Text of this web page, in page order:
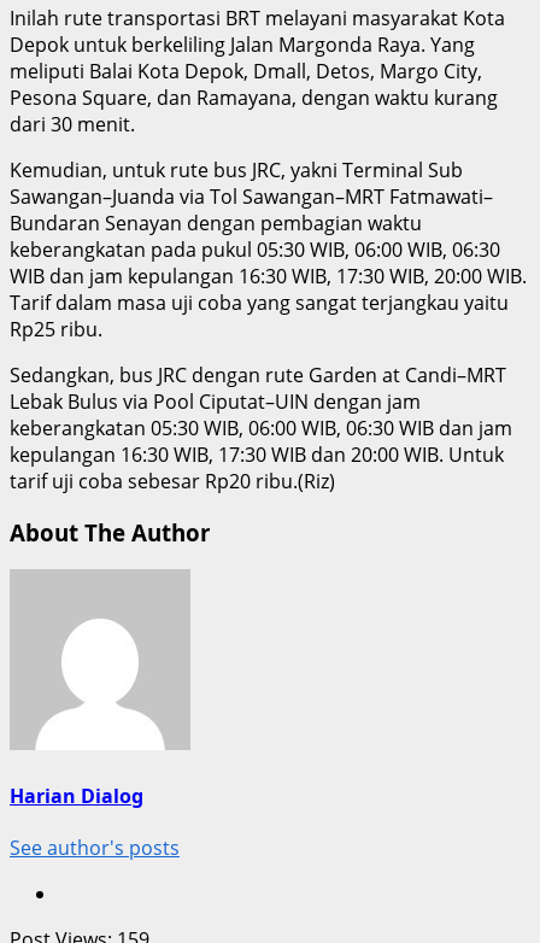
Inilah rute transportasi BRT melayani masyarakat Kota
Depok untuk berkeliling Jalan Margonda Raya. Yang
meliputi Balai Kota Depok, Dmall, Detos, Margo City,
Pesona Square, dan Ramayana, dengan waktu kurang
dari 30 menit.
Kemudian, untuk rute bus JRC, yakni Terminal Sub
Sawangan–Juanda via Tol Sawangan–MRT Fatmawati–
Bundaran Senayan dengan pembagian waktu
keberangkatan pada pukul 05:30 WIB, 06:00 WIB, 06:30
WIB dan jam kepulangan 16:30 WIB, 17:30 WIB, 20:00 WIB.
Tarif dalam masa uji coba yang sangat terjangkau yaitu
Rp25 ribu.
Sedangkan, bus JRC dengan rute Garden at Candi–MRT
Lebak Bulus via Pool Ciputat–UIN dengan jam
keberangkatan 05:30 WIB, 06:00 WIB, 06:30 WIB dan jam
kepulangan 16:30 WIB, 17:30 WIB dan 20:00 WIB. Untuk
tarif uji coba sebesar Rp20 ribu.(Riz)
About The Author
Harian Dialog
See author's posts